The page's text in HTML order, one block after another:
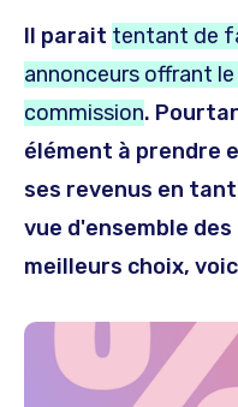
Il parait tentant de
annonceurs offrant
commission.
élément à prendre
ses revenus en
vue d'ensemble
meilleurs choix,